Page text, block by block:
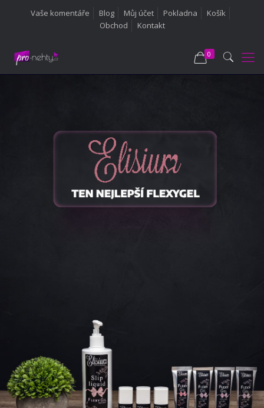
Vaše komentáře Blog Můj účet Pokladna
Košík
Obchod
Kontakt
0